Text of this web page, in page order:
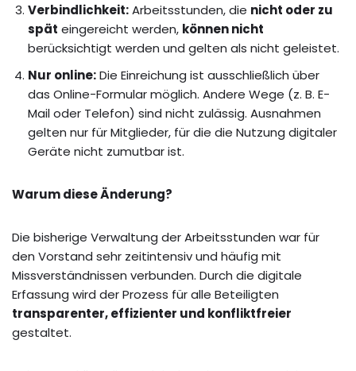
Verbindlichkeit:Arbeitsstunden, die nicht oder zu
spät eingereicht werden, können nicht
berücksichtigt werden und gelten als nicht geleistet.
Nur online:Die Einreichung ist ausschließlich über
das Online-Formular möglich. Andere Wege (z. B. E-
Mail oder Telefon) sind nicht zulässig. Ausnahmen
gelten nur für Mitglieder, für die die Nutzung digitaler
Geräte nicht zumutbar ist.
Warum diese Änderung?
Die bisherige Verwaltung der Arbeitsstunden war für
den Vorstand sehr zeitintensiv und häufig mit
Missverständnissen verbunden. Durch die digitale
Erfassung wird der Prozess für alle Beteiligten
transparenter, effizienter und konfliktfreier
gestaltet.